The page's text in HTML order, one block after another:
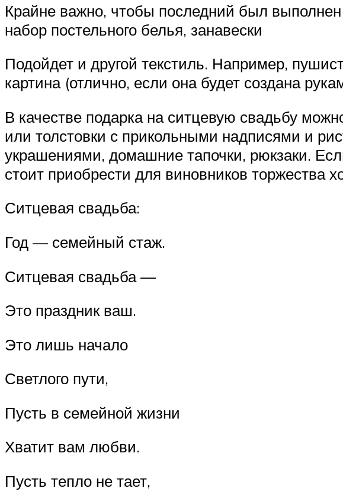
Крайне важно, чтобы последний был
набор постельного белья, занавески
Подойдет и другой текстиль. Например,
картина (отлично, если она будет создана
В качестве подарка на ситцевую свадьбу
или толстовки с прикольными надписями и
украшениями, домашние тапочки, рюкзаки.
стоит приобрести для виновников торжества
Ситцевая свадьба:
Год — семейный стаж.
Ситцевая свадьба —
Это праздник ваш.
Это лишь начало
Светлого пути,
Пусть в семейной жизни
Хватит вам любви.
Пусть тепло не тает,